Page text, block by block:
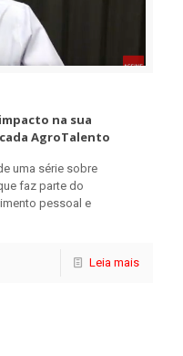
na sua
AgroTalento
uma série sobre
faz parte do
pessoal e
Leia mais